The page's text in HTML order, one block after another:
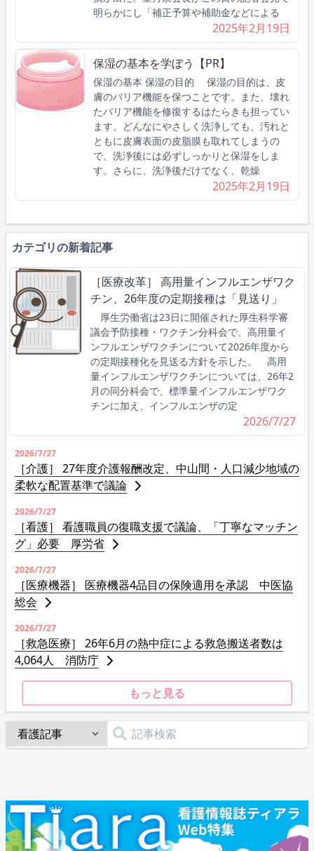
明らかにし「補正予算や補助金などによる
2025年2月19日
保湿の基本を学ぼう【PR】
保湿の基本 保湿の目的 保湿の目的は、皮
膚のバリア機能を保つことです。また、壊れ
たバリア機能を修復するはたらきも担ってい
ます。どんなにやさしく洗浄しても、汚れと
ともに皮膚表面の皮脂膜も取れてしまうの
で、洗浄後には必ずしっかりと保湿をしま
す。さらに、洗浄後だけでなく、乾燥
2025年2月19日
カテゴリの新着記事
［医療改革］ 高用量インフルエンザワク
チン、26年度の定期接種は「見送り」
厚生労働省は23日に開催された厚生科学審
議会予防接種・ワクチン分科会で、高用量イ
ンフルエンザワクチンについて2026年度から
の定期接種化を見送る方針を示した。 高用
量インフルエンザワクチンについては、26年2
月の同分科会で、標準量インフルエンザワク
チンに加え、インフルエンザの定
2026/7/27
2026/7/27
［介護］ 27年度介護報酬改定、中山間・人口減少地域の
柔軟な配置基準で議論
2026/7/27
［看護］ 看護職員の復職支援で議論、「丁寧なマッチン
グ」必要 厚労省
2026/7/27
［医療機器］ 医療機器4品目の保険適用を承認 中医協
総会
2026/7/27
［救急医療］ 26年6月の熱中症による救急搬送者数は
4,064人 消防庁
もっと見る